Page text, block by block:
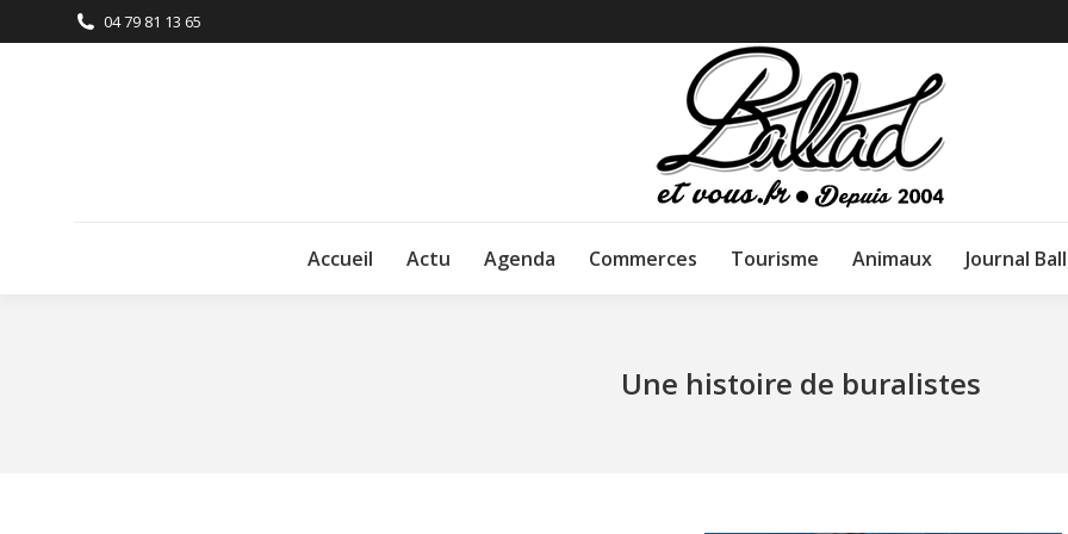
04 79 81 13 65
Accueil Actu Agenda Commerces Tourisme Animaux Journal
Une histoire de buralistes